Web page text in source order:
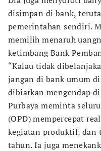
disimpan di bank,
pemerintahan sendiri.
memilih menaruh
ketimbang Bank
“Kalau tidak
jangan di bank umum
dibiarkan mengendap
Purbaya meminta
(OPD) mempercepat
kegiatan produktif, dan
tahun. Ia juga